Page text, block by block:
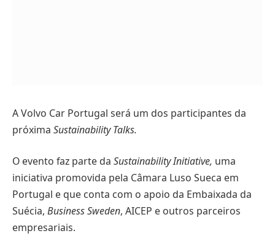
A Volvo Car Portugal será um dos participantes da
próxima Sustainability Talks.
O evento faz parte da Sustainability Initiative, uma
iniciativa promovida pela Câmara Luso Sueca em
Portugal e que conta com o apoio da Embaixada da
Suécia, Business Sweden, AICEP e outros parceiros
empresariais.